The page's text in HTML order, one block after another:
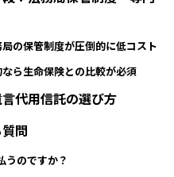
の保管制度が圧倒的に低コスト
ら生命保険との比較が必須
代用信託の選び方
問
うのですか？